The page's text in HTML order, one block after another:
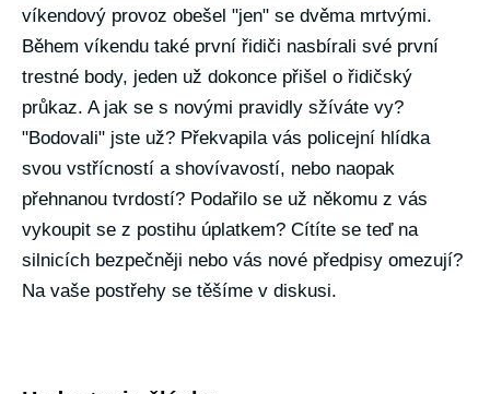
víkendový provoz obešel "jen" se dvěma mrtvými.
Během víkendu také první řidiči nasbírali své první
trestné body, jeden už dokonce přišel o řidičský
průkaz. A jak se s novými pravidly sžíváte vy?
"Bodovali" jste už? Překvapila vás policejní hlídka
svou vstřícností a shovívavostí, nebo naopak
přehnanou tvrdostí? Podařilo se už někomu z vás
vykoupit se z postihu úplatkem? Cítíte se teď na
silnicích bezpečněji nebo vás nové předpisy omezují?
Na vaše postřehy se těšíme v diskusi.